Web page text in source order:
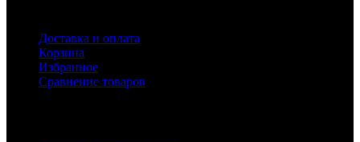
Доставка и оплата
Корзина
Избранное
Сравнение товаров